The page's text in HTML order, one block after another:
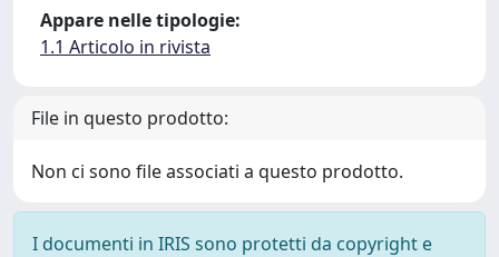
Appare nelle tipologie:
1.1 Articolo in rivista
File in questo prodotto:
Non ci sono file associati a questo prodotto.
I documenti in IRIS sono protetti da copyright e